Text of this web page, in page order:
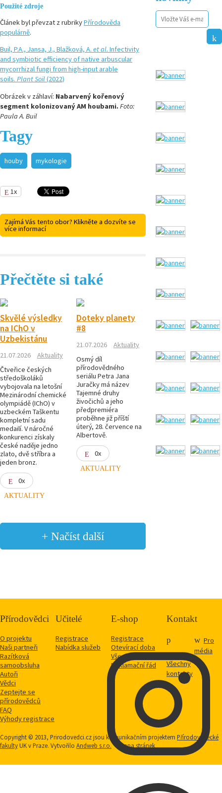
Použité zdroje
Článek byl převzat z rubrikyPřírodověda
populárně.
Buil, P.A., Jansa, J., Blažková, A. et al. Infectivity
and symbiotic efficiency of native arbuscular
mycorrhizal fungi from high-input arable
soils. Plant Soil(2022)
Obrázek v záhlaví: Nabarvený kořenový
segment kolonizovaný AM houbami.Foto:
Paula A. Buil
Tagy
houby mykologie
1x
Zajímá Vás tento obor? Klikněte a dozvíte se
více informací
Přečtěte si také
Skvělé výsledky
na IChO v
Uzbekistánu
21.07.2026
Aktuality
Čtveřice českých
středoškoláků
vybojovala na letošní
Mezinárodní chemické
olympiádě (IChO) v
uzbeckém Taškentu
kompletní sadu
medailí. V náročné
konkurenci získaly
české naděje jedno
zlato, dvě stříbra a
jeden bronz.
0x
AKTUALITY
Doteky planety
#8
21.07.2026
Aktuality
Osmý díl
přírodovědného
seriálu Petra Jana
Juračky má název
Tajemné druhy
živočichů a jeho
předpremiéra
proběhne již příští
úterý, 28. července na
Albertově.
0x
AKTUALITY
+ Načíst další
Přírodovědci
O projektu
Naši partneři
Razítková
samoobsluha
Autoři
Vědci
Zeptejte se
přírodovědců
FAQ
Výhody registrace
Učitelé
Registrace
Nabídka služeb
E-shop
Registrace
Otevírací doba
Vše o nákupu
Reklamační řád
Kontakt
Všechny
kontakty
Pro
média
Copyright © 2013, Prirodovedci.cz jsou komunikačním projektem Přírodovědecké
fakultyUK v Praze. Vytvořilo Andweb s.r.o. Mapa stránek